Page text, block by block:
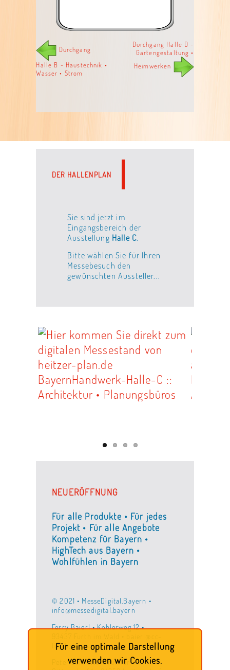
Durchgang
Halle B - Haustechnik •
Wasser • Strom
Durchgang Halle D -
Gartengestaltung •
Heimwerken
DER HALLENPLAN
Sie sind jetzt im
Eingangsbereich der
Ausstellung Halle C.
Bitte wählen Sie für Ihren
Messebesuch den
gewünschten Aussteller...
NEUERÖFFNUNG
Für alle Produkte • Für jedes
Projekt • Für alle Angebote
Kompetenz für Bayern •
HighTech aus Bayern •
Wohlfühlen in Bayern
© 2021 • MesseDigital.Bayern •
info@messedigital.bayern
Ferry Baierl • Köhlerweg 12 •
furth.de
Peter Schrettenbrunner •
Für eine optimale Darstellung
verwenden wir Cookies.